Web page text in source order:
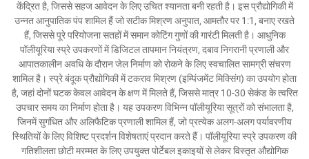
केंद्रित है, जिससे सहज आवेदन के लिए उचित श्यानता बनी रहती है। इस प्रौद्योगिकी में
उन्नत आनुपातिक पंप शामिल हैं जो सटीक मिश्रण अनुपात, आमतौर पर 1:1, बनाए रखते
हैं, जिससे पूरे परियोजना सतहों में समान कोटिंग गुणों की गारंटी मिलती है। आधुनिक
पॉलीयूरिया स्प्रे उपकरणों में डिजिटल तापमान नियंत्रण, दबाव निगरानी प्रणाली और
आपातकालीन अवधि के दौरान जेल निर्माण को रोकने के लिए स्वचालित सामग्री संचरण
शामिल है। स्प्रे बंदूक प्रौद्योगिकी में टकराव मिश्रण (इम्पिंजमेंट मिक्सिंग) का उपयोग होता
है, जहां दोनों घटक केवल आवेदन के क्षण में मिलते हैं, जिससे मात्र 10-30 सेकंड के त्वरित
उपचार समय का निर्माण होता है। यह उपकरण विभिन्न पॉलीयूरिया सूत्रों को संभालता है,
जिनमें सुगंधित और अलिफैटिक प्रणाली शामिल हैं, जो प्रत्येक अलग-अलग पर्यावरणीय
स्थितियों के लिए विशिष्ट प्रदर्शन विशेषताएं प्रदान करते हैं। पॉलीयूरिया स्प्रे उपकरण की
गतिशीलता छोटी मरम्मत के लिए उपयुक्त पोर्टेबल इकाइयों से लेकर विस्तृत औद्योगिक